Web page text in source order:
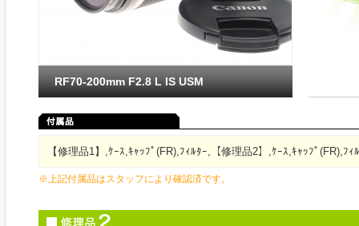
RF70-200mm F2.8 L IS USM
【修理品1】,ｹｰｽ,ｷｬｯﾌﾟ(FR),ﾌｨﾙﾀｰ,【修理品2】,ｹｰｽ,ｷｬｯﾌﾟ(FR),ﾌｨ
※上記付属品はスタッフにより確認済です。